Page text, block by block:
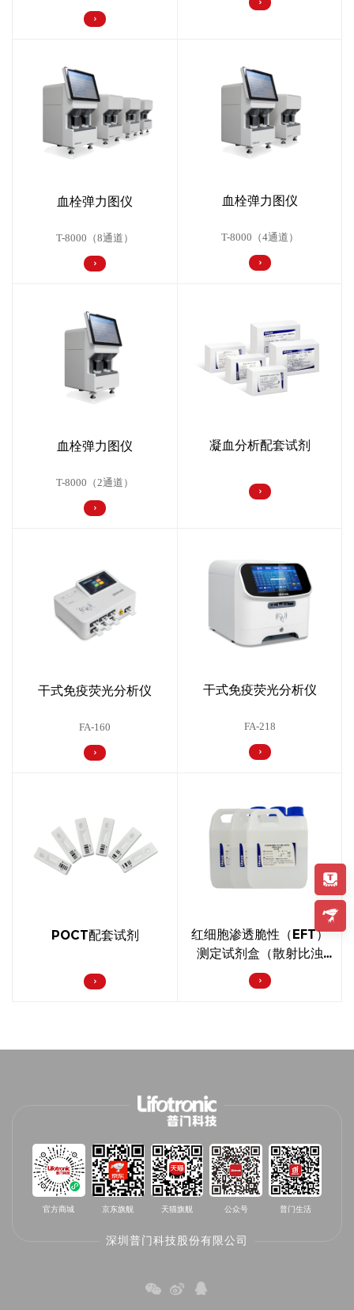
血栓弹力图仪
T-8000（8通道）
血栓弹力图仪
T-8000（4通道）
血栓弹力图仪
T-8000（2通道）
凝血分析配套试剂
干式免疫荧光分析仪
FA-160
干式免疫荧光分析仪
FA-218
POCT配套试剂
红细胞渗透脆性（EFT）
测定试剂盒（散射比浊
法）
官方商城 京东旗舰 天猫旗舰 公众号 普门生活
深圳普门科技股份有限公司